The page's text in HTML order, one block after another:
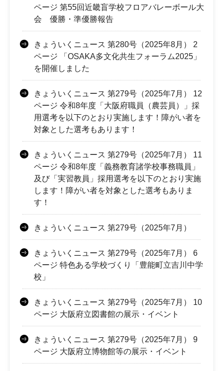
ページ 第55回近畿盲学校フロアバレーボール大
会 優勝・準優勝報告
きょういくニュース 第280号（2025年8月） 2
ページ 「OSAKA多文化共生フォーラム2025」
を開催しました
きょういくニュース 第279号（2025年7月） 12
ページ 令和8年度「大阪府職員（農芸員）」採
用選考を以下のとおり実施します！障がい者を
対象とした選考もあります！
きょういくニュース 第279号（2025年7月） 11
ページ 令和8年度「義務教育諸学校事務職員」
及び「実習教員」採用選考を以下のとおり実施
します！障がい者を対象とした選考もありま
す！
きょういくニュース 第279号（2025年7月）
きょういくニュース 第279号（2025年7月） 6
ページ 特色ある学校づくり「豊能町立吉川中学
校」
きょういくニュース 第279号（2025年7月） 10
ページ 大阪府立図書館の展示・イベント
きょういくニュース 第279号（2025年7月） 9
ページ 大阪府立博物館等の展示・イベント